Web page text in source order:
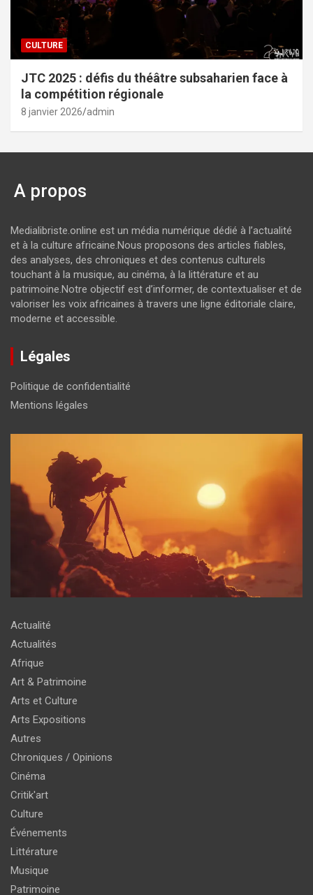
CULTURE
JTC 2025 : défis du théâtre subsaharien face à
la compétition régionale
8 janvier 2026 admin
A propos
Medialibriste.online est un média numérique dédié à l’actualité
et à la culture africaine.Nous proposons des articles fiables,
des analyses, des chroniques et des contenus culturels
touchant à la musique, au cinéma, à la littérature et au
patrimoine.Notre objectif est d’informer, de contextualiser et de
valoriser les voix africaines à travers une ligne éditoriale claire,
moderne et accessible.
Légales
Politique de confidentialité
Mentions légales
Actualité
Actualités
Afrique
Art & Patrimoine
Arts et Culture
Arts Expositions
Autres
Chroniques / Opinions
Cinéma
Critik'art
Culture
Événements
Littérature
Musique
Patrimoine